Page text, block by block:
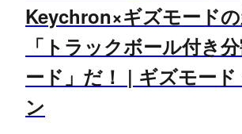
Keychron×ギズモード
「トラックボール付き
ード」だ！ | ギズモー
ン